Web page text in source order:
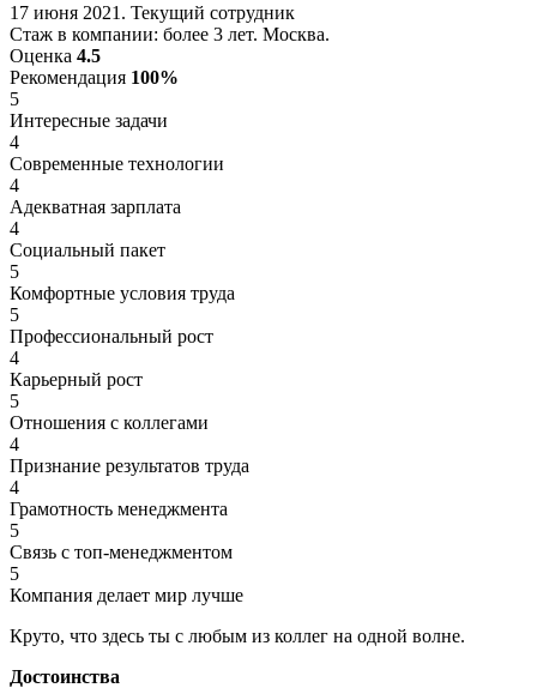
17 июня 2021. Текущий сотрудник
Стаж в компании: более 3 лет. Москва.
Оценка 4.5
Рекомендация 100%
5
Интересные задачи
4
Современные технологии
4
Адекватная зарплата
4
Социальный пакет
5
Комфортные условия труда
5
Профессиональный рост
4
Карьерный рост
5
Отношения с коллегами
4
Признание результатов труда
4
Грамотность менеджмента
5
Связь с топ-менеджментом
5
Компания делает мир лучше
Круто, что здесь ты с любым из коллег на одной волне.
Достоинства